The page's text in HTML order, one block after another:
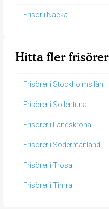
Frisör i Nacka
Hitta fler frisörer
Frisörer i Stockholms län
Frisörer i Sollentuna
Frisörer i Landskrona
Frisörer i Södermanland
Frisörer i Trosa
Frisörer i Timrå